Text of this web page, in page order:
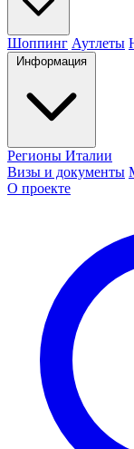
Шоппинг Аутлеты
Информация
Регионы Италии
Визы и документы
О проекте